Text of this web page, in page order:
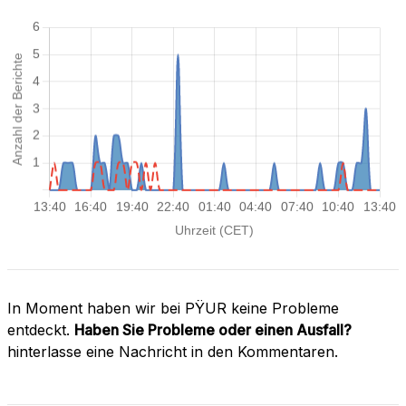
In Moment haben wir bei PŸUR keine Probleme
entdeckt. Haben Sie Probleme oder einen Ausfall?
hinterlasse eine Nachricht in den Kommentaren.